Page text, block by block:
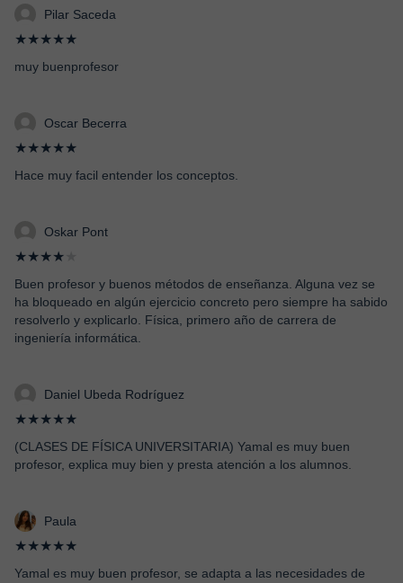
Pilar Saceda
★★★★★
muy buenprofesor
Oscar Becerra
★★★★★
Hace muy facil entender los conceptos.
Oskar Pont
★★★★
Buen profesor y buenos métodos de enseñanza. Alguna vez se
ha bloqueado en algún ejercicio concreto pero siempre ha sabido
resolverlo y explicarlo. Física, primero año de carrera de
ingeniería informática.
Daniel Ubeda Rodríguez
★★★★★
(CLASES DE FÍSICA UNIVERSITARIA) Yamal es muy buen
profesor, explica muy bien y presta atención a los alumnos.
Paula
★★★★★
Yamal es muy buen profesor, se adapta a las necesidades de